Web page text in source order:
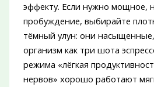
эффекту. Если нужно мощное,
пробуждение, выбирайте
тёмный улун: они
организм как три шота
режима «лёгкая
нервов» хорошо работают